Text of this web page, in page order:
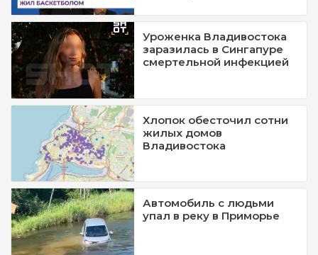
Уроженка Владивостока
заразилась в Сингапуре
смертельной инфекцией
Хлопок обесточил сотни
жилых домов
Владивостока
Автомобиль с людьми
упал в реку в Приморье